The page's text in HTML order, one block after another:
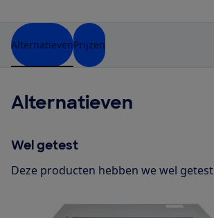
AlternatievenPrijzen
Alternatieven
Wel getest
Deze producten hebben we wel getest